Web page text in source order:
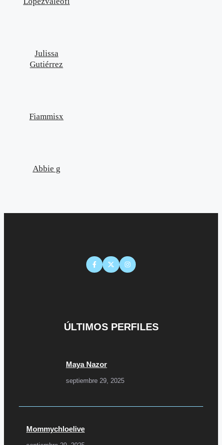
Julissa
Gutiérrez
Fiammisx
Abbie g
ÚLTIMOS PERFILES
Maya Nazor
septiembre 29, 2025
Mommychloelive